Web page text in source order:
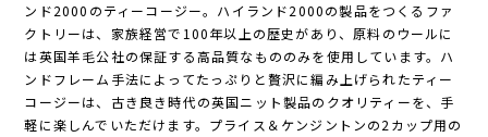
ンド2000のティーコージー。ハイランド2000の製品をつくるファ
クトリーは、家族経営で100年以上の歴史があり、原料のウールに
は英国羊毛公社の保証する高品質なもののみを使用しています。ハ
ンドフレーム手法によってたっぷりと贅沢に編み上げられたティー
コージーは、古き良き時代の英国ニット製品のクオリティーを、手
軽に楽しんでいただけます。プライス＆ケンジントンの2カップ用の